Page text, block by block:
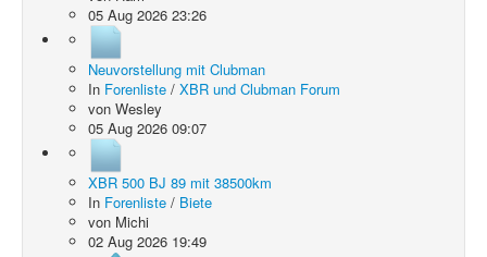
05 Aug 2026 23:26
Neuvorstellung mit Clubman
In Forenliste / XBR und Clubman Forum
von Wesley
05 Aug 2026 09:07
XBR 500 BJ 89 mit 38500km
In Forenliste / Biete
von Michi
02 Aug 2026 19:49